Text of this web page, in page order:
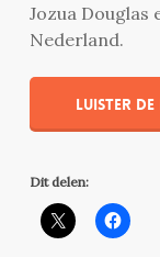
Jozua Douglas
Nederland.
Luister
Dit delen: